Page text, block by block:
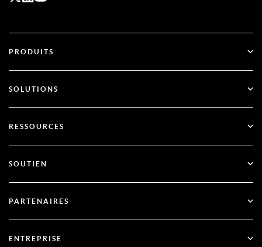
PRODUITS
SecurID
SOLUTIONS
Authentification multifactorielle
Services financiers
RESSOURCES
Blog
Documentation
SOUTIEN
Soutien à la clientèle
PARTENAIRES
ENTREPRISE